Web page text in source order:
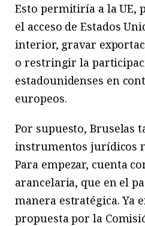
Esto permitiría a la UE,
el acceso de Estados
interior, gravar
o restringir la
estadounidenses en
europeos.
Por supuesto, Bruselas
instrumentos jurídicos
Para empezar, cuenta
arancelaria, que en el
manera estratégica. Ya
propuesta por la